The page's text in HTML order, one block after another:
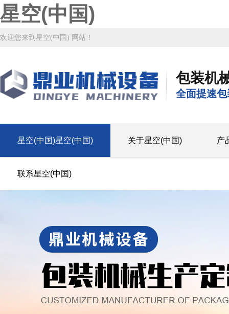
星空(中国)
欢迎您来到星空(中国) 网站！
包装机
全面提速
星空(中国)星空(中国) 关于星空(中国) 产
联系星空(中国)